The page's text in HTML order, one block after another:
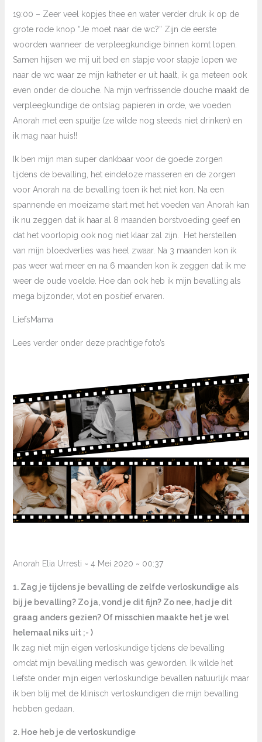
19:00 – Zeer veel kopjes thee en water verder druk ik op de
grote rode knop “Je moet naar de wc?” Zijn de eerste
woorden wanneer de verpleegkundige binnen komt lopen.
Samen hijsen we mij uit bed en stapje voor stapje lopen we
naar de wc waar ze mijn katheter er uit haalt, ik ga meteen ook
even onder de douche. Na mijn verfrissende douche maakt de
verpleegkundige de ontslag papieren in orde, we voeden
Anorah met een spuitje (ze wilde nog steeds niet drinken) en
ik mag naar huis!!
Ik ben mijn man super dankbaar voor de goede zorgen
tijdens de bevalling, het eindeloze masseren en de zorgen
voor Anorah na de bevalling toen ik het niet kon. Na een
spannende en moeizame start met het voeden van Anorah kan
ik nu zeggen dat ik haar al 8 maanden borstvoeding geef en
dat het voorlopig ook nog niet klaar zal zijn. Het herstellen
van mijn bloedverlies was heel zwaar. Na 3 maanden kon ik
pas weer wat meer en na 6 maanden kon ik zeggen dat ik me
weer de oude voelde. Hoe dan ook heb ik mijn bevalling als
mega bijzonder, vlot en positief ervaren.
LiefsMama
Lees verder onder deze prachtige foto’s
Anorah Elia Urresti ~ 4 Mei 2020 ~ 00:37
1. Zag je tijdens je bevalling de zelfde verloskundige als
bij je bevalling? Zo ja, vond je dit fijn? Zo nee, had je dit
graag anders gezien? Of misschien maakte het je wel
helemaal niks uit ;- )
Ik zag niet mijn eigen verloskundige tijdens de bevalling
omdat mijn bevalling medisch was geworden. Ik wilde het
liefste onder mijn eigen verloskundige bevallen natuurlijk maar
ik ben blij met de klinisch verloskundigen die mijn bevalling
hebben gedaan.
2. Hoe heb je de verloskundige